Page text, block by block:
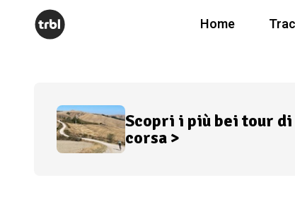
Home
Scopri i più bei tour
corsa >